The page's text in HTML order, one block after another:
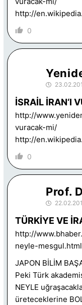
http://
0
İSRAİL İRAN‘I
http://
vuracak-mi/
http://
0
Prof.
TÜRKİYE VE
http://
neyle-mesgul.html
JAPON BİLİM
Peki Türk
NEYLE
üreteceklerine